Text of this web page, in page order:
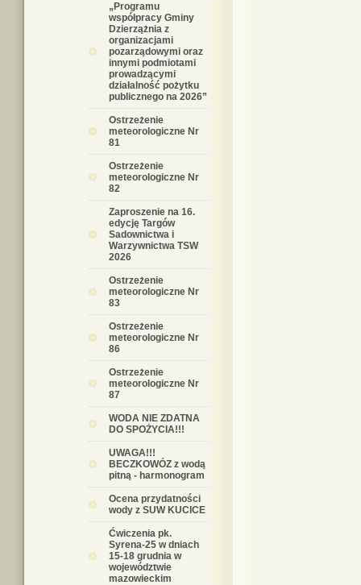
„Programu
współpracy Gminy
Dzierzążnia z
organizacjami
pozarządowymi oraz
innymi podmiotami
prowadzącymi
działalność pożytku
publicznego na 2026”
Ostrzeżenie
meteorologiczne Nr
81
Ostrzeżenie
meteorologiczne Nr
82
Zaproszenie na 16.
edycję Targów
Sadownictwa i
Warzywnictwa TSW
2026
Ostrzeżenie
meteorologiczne Nr
83
Ostrzeżenie
meteorologiczne Nr
86
Ostrzeżenie
meteorologiczne Nr
87
WODA NIE ZDATNA
DO SPOŻYCIA!!!
UWAGA!!!
BECZKOWÓZ z wodą
pitną - harmonogram
Ocena przydatności
wody z SUW KUCICE
Ćwiczenia pk.
Syrena-25 w dniach
15-18 grudnia w
województwie
mazowieckim